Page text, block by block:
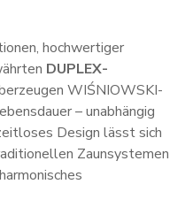
hochwertiger
DUPLEX-
WIŚNIOWSKI-
– unabhängig
Design lässt sich
Zaunsystemen